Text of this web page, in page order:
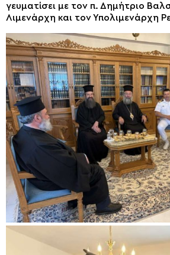
γευματίσει με τον π. Δημήτριο
Λιμενάρχη και τον Υπολιμενάρχη